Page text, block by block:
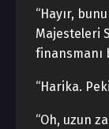
“Hayır,
Majesteleri
finansmanı
“Harika.
“Oh, uzun